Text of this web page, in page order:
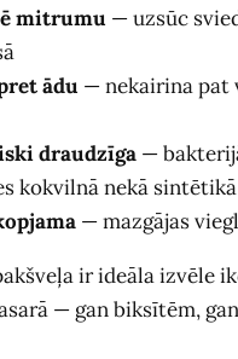
mitrumu — uzsūc
ādu — nekairina pat
draudzīga —
kokvilnā nekā sintētikā
— mazgājas
ir ideāla izvēle
— gan biksītēm,